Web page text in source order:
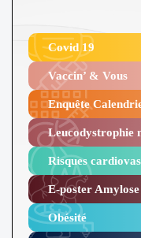
Covid 19
Vaccin’ & Vous
Enquête
Leucodystrophie
Risques
E-poster Amylose
Obésité ​